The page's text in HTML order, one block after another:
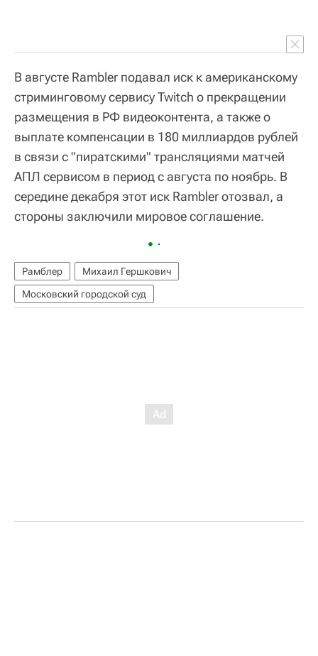
В августе Rambler подавал иск к американскому
стриминговому сервису Twitch о прекращении
размещения в РФ видеоконтента, а также о
выплате компенсации в 180 миллиардов рублей
в связи с "пиратскими" трансляциями матчей
АПЛ сервисом в период с августа по ноябрь. В
середине декабря этот иск Rambler отозвал, а
стороны заключили мировое соглашение.
Рамблер
Михаил Гершкович
Московский городской суд